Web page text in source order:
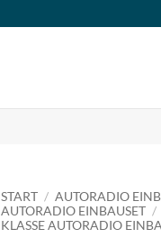
START / AUTORADIO
AUTORADIO EINBAUSET /
KLASSE AUTORADIO